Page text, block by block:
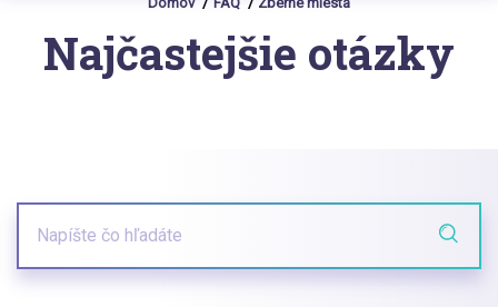
Najčastejšie otázky